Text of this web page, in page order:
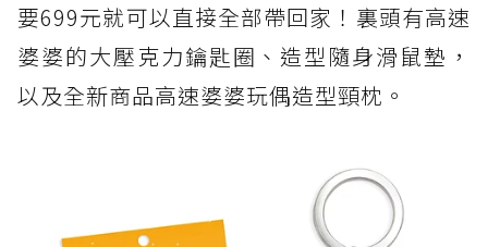
要699元就可以直接全部帶回家！裏頭有高速
婆婆的大壓克力鑰匙圈、造型隨身滑鼠墊，
以及全新商品高速婆婆玩偶造型頸枕。